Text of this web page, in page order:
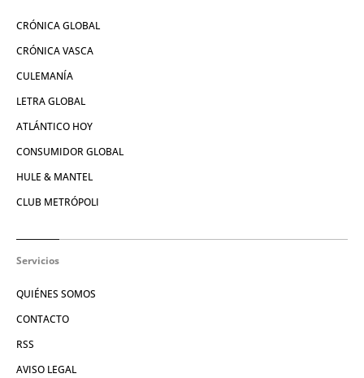
CRÓNICA GLOBAL
CRÓNICA VASCA
CULEMANÍA
LETRA GLOBAL
ATLÁNTICO HOY
CONSUMIDOR GLOBAL
HULE & MANTEL
CLUB METRÓPOLI
Servicios
QUIÉNES SOMOS
CONTACTO
RSS
AVISO LEGAL